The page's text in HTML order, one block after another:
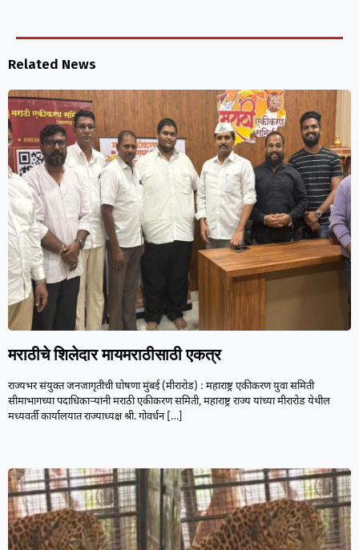
Related News
मराठीचे शिलेदार मायमराठीसाठी एकत्र
राज्यभर संयुक्त जनजागृतीची घोषणा मुंबई (मीरारोड) : महाराष्ट्र एकीकरण युवा समिती
सीमाभागच्या पदाधिकाऱ्यांनी मराठी एकीकरण समिती, महाराष्ट्र राज्य यांच्या मीरारोड येथील
मध्यवर्ती कार्यालयात राज्याध्यक्ष श्री. गोवर्धन[…]